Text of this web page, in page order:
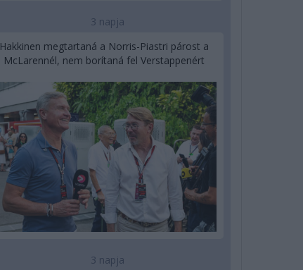
3 napja
Hakkinen megtartaná a Norris-Piastri párost a
McLarennél, nem borítaná fel Verstappenért
3 napja